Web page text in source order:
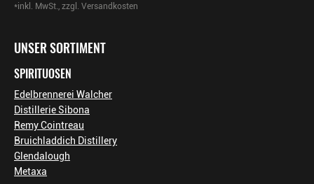
*inkl. MwSt., zzgl. Versandkosten
UNSER SORTIMENT
SPIRITUOSEN
Edelbrennerei Walcher
Distillerie Sibona
Remy Cointreau
Bruichladdich Distillery
Glendalough
Metaxa